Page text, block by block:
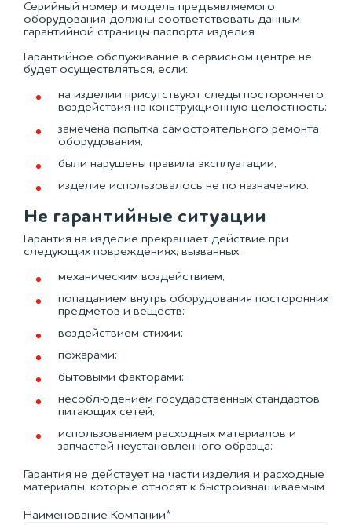
Серийный номер и модель предъявляемого
оборудования должны соответствовать данным
гарантийной страницы паспорта изделия.
Гарантийное обслуживание в сервисном центре не
будет осуществляться, если:
на изделии присутствуют следы постороннего
воздействия на конструкционную целостность;
замечена попытка самостоятельного ремонта
оборудования;
были нарушены правила эксплуатации;
изделие использовалось не по назначению.
Не гарантийные ситуации
Гарантия на изделие прекращает действие при
следующих повреждениях, вызванных:
механическим воздействием;
попаданием внутрь оборудования посторонних
предметов и веществ;
воздействием стихии;
пожарами;
бытовыми факторами;
несоблюдением государственных стандартов
питающих сетей;
использованием расходных материалов и
запчастей неустановленного образца;
Гарантия не действует на части изделия и расходные
материалы, которые относят к быстроизнашиваемым.
Наименование Компании*